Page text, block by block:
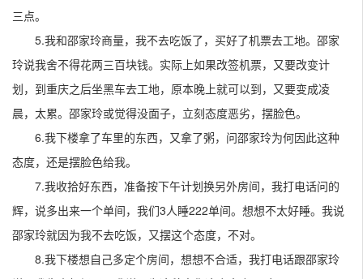
三点。
5.我和邵家玲商量，我不去吃饭了，买好了机票去工地。邵家
玲说我舍不得花两三百块钱。实际上如果改签机票，又要改变计
划，到重庆之后坐黑车去工地，原本晚上就可以到，又要变成凌
晨，太累。邵家玲或觉得没面子，立刻态度恶劣，摆脸色。
6.我下楼拿了车里的东西，又拿了粥，问邵家玲为何因此这种
态度，还是摆脸色给我。
7.我收拾好东西，准备按下午计划换另外房间，我打电话问的
辉，说多出来一个单间，我们3人睡222单间。想想不太好睡。我说
邵家玲就因为我不去吃饭，又摆这个态度，不对。
8.我下楼想自己多定个房间，想想不合适，我打电话跟邵家玲